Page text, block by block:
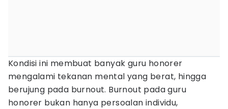
Kondisi ini membuat banyak guru honorer
mengalami tekanan mental yang berat, hingga
berujung pada burnout. Burnout pada guru
honorer bukan hanya persoalan individu,